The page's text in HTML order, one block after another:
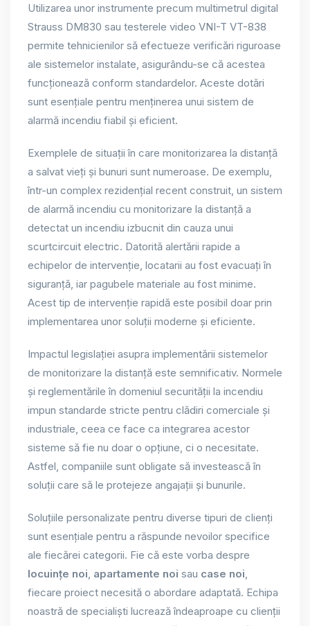
Utilizarea unor instrumente precum multimetrul digital
Strauss DM830 sau testerele video VNI-T VT-838
permite tehnicienilor să efectueze verificări riguroase
ale sistemelor instalate, asigurându-se că acestea
funcționează conform standardelor. Aceste dotări
sunt esențiale pentru menținerea unui sistem de
alarmă incendiu fiabil și eficient.
Exemplele de situații în care monitorizarea la distanță
a salvat vieți și bunuri sunt numeroase. De exemplu,
într-un complex rezidențial recent construit, un sistem
de alarmă incendiu cu monitorizare la distanță a
detectat un incendiu izbucnit din cauza unui
scurtcircuit electric. Datorită alertării rapide a
echipelor de intervenție, locatarii au fost evacuați în
siguranță, iar pagubele materiale au fost minime.
Acest tip de intervenție rapidă este posibil doar prin
implementarea unor soluții moderne și eficiente.
Impactul legislației asupra implementării sistemelor
de monitorizare la distanță este semnificativ. Normele
și reglementările în domeniul securității la incendiu
impun standarde stricte pentru clădiri comerciale și
industriale, ceea ce face ca integrarea acestor
sisteme să fie nu doar o opțiune, ci o necesitate.
Astfel, companiile sunt obligate să investească în
soluții care să le protejeze angajații și bunurile.
Soluțiile personalizate pentru diverse tipuri de clienți
sunt esențiale pentru a răspunde nevoilor specifice
ale fiecărei categorii. Fie că este vorba despre
locuințe noi apartamente noi sau case noi
fiecare proiect necesită o abordare adaptată. Echipa
noastră de specialiști lucrează îndeaproape cu clienții